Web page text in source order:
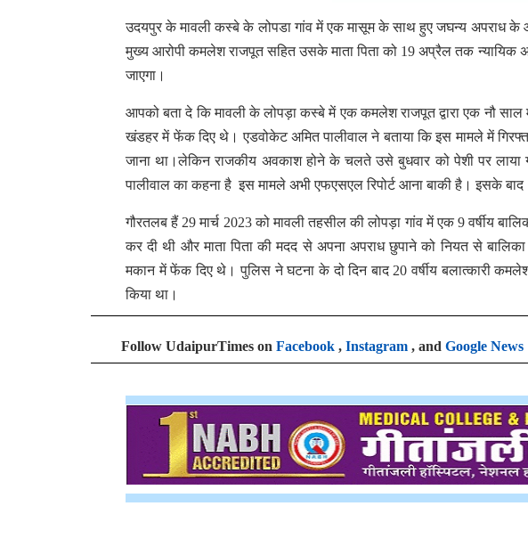
उदयपुर के मावली कस्बे के लोपडा गांव में एक मासूम के साथ हुए जघन्य अपराध के
मुख्य आरोपी कमलेश राजपूत सहित उसके माता पिता को 19 अप्रैल तक न्यायिक
जाएगा।
आपको बता दे कि मावली के लोपड़ा कस्बे में एक कमलेश राजपूत द्वारा एक नौ
खंडहर में फेंक दिए थे। एडवोकेट अमित पालीवाल ने बताया कि इस मामले में
जाना था।लेकिन राजकीय अवकाश होने के चलते उसे बुधवार को पेशी पर लाया
पालीवाल का कहना है इस मामले अभी एफएसएल रिपोर्ट आना बाकी है। इसके
गौरतलब हैं 29 मार्च 2023 को मावली तहसील की लोपड़ा गांव में एक 9 वर्षीय
कर दी थी और माता पिता की मदद से अपना अपराध छुपाने को नियत से
मकान में फेंक दिए थे। पुलिस ने घटना के दो दिन बाद 20 वर्षीय बलात्कारी
किया था।
Follow UdaipurTimes on Facebook , Instagram , and Google News